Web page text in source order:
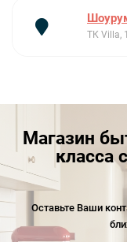
ТК Villa,
Магазин
класса
Оставьте Ваши